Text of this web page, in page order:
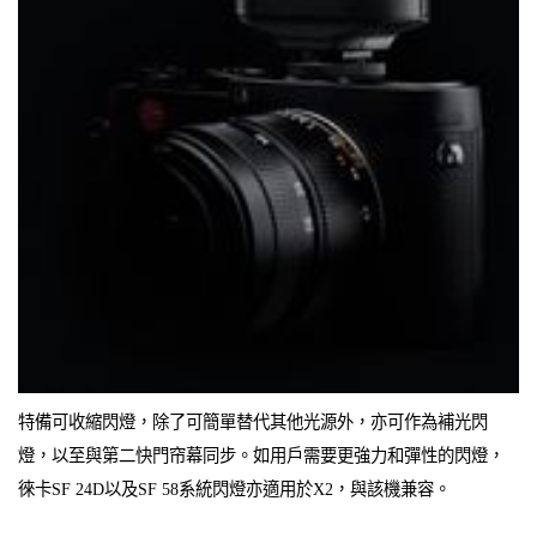
特備可收縮閃燈，除了可簡單替代其他光源外，亦可作為補光閃
燈，以至與第二快門帘幕同步。如用戶需要更強力和彈性的閃燈，
徠卡SF 24D以及SF 58系統閃燈亦適用於X2，與該機兼容。